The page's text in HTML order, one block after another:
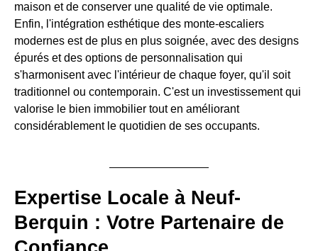
maison et de conserver une qualité de vie optimale.
Enfin, l'intégration esthétique des monte-escaliers
modernes est de plus en plus soignée, avec des designs
épurés et des options de personnalisation qui
s'harmonisent avec l'intérieur de chaque foyer, qu'il soit
traditionnel ou contemporain. C'est un investissement qui
valorise le bien immobilier tout en améliorant
considérablement le quotidien de ses occupants.
Expertise Locale à Neuf-
Berquin : Votre Partenaire de